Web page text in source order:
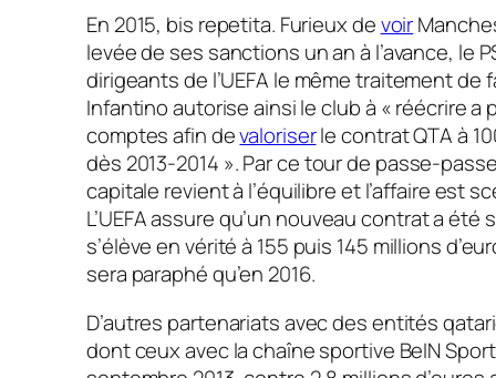
En 2015, bis repetita. Furieux devoir
levée de ses sanctions un an à l’avance, le
dirigeants de l’UEFA le même traitement de
Infantino autorise ainsi le club à « réécrire a
comptes afin devaloriserle contrat QTA à
dès 2013-2014 ».Par ce tour de passe-
capitale revient à l’équilibre et l’affaire est
L’UEFA assure qu’un nouveau contrat a été
s’élève en vérité à 155 puis 145 millions
sera paraphé qu’en 2016.
D’autres partenariats avec des entités
dont ceux avec la chaîne sportive BeIN